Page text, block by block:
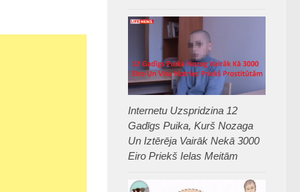
Internetu Uzspridzina 12
Gadīgs Puika, Kurš Nozaga
Un Iztērēja Vairāk Nekā 3000
Eiro Priekš Ielas Meitām